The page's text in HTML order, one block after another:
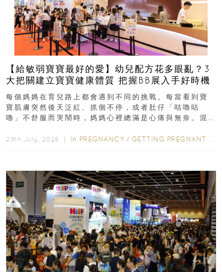
【給敏弱寶寶最好的愛】幼兒配方花多眼亂？3
大把關建立寶寶健康體質 把握BB展入手好時機
每個媽媽在育兒路上都會遇到不同的挑戰。每當看到寶
寶肌膚突然後天泛紅、抓個不停，或者肚仔「咕嚕咕
嚕」不舒服而哭鬧時，媽媽心裡總滿是心痛與無奈。混
29th July, 2026 ｜ In PREGNANCY / GETTING PREGNANT